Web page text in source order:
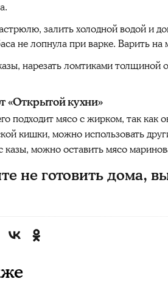
залить холодной водой и
не лопнула при варке. Варить
нарезать ломтиками толщиной
«Открытой кухни»
подходит мясо с жирком, так как
кишки, можно использовать
можно оставить мясо
не готовить дома,